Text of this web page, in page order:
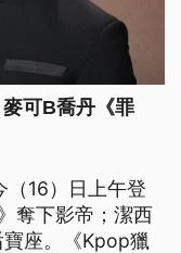
可B喬丹《罪
16）日上午登
奪下影帝；潔西
座。《Kpop獵